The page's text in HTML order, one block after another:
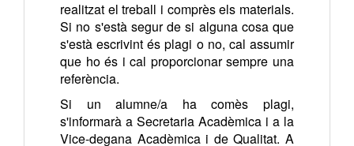
realitzat el treball i comprès els materials.
Si no s'està segur de si alguna cosa que
s'està escrivint és plagi o no, cal assumir
que ho és i cal proporcionar sempre una
referència.
Si un alumne/a ha comès plagi,
s'informarà a Secretaria Acadèmica i a la
Vice-degana Acadèmica i de Qualitat. A